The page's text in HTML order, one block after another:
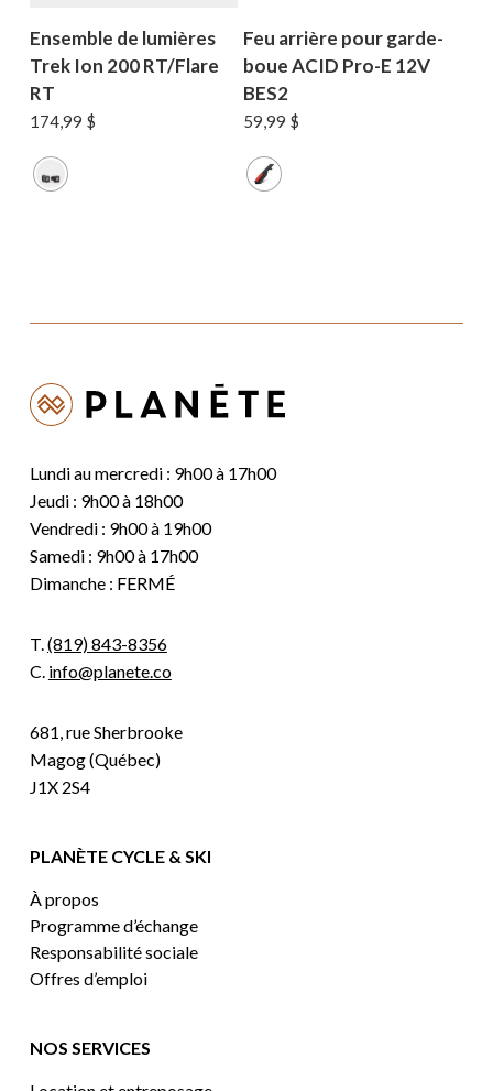
Ensemble de lumières
Trek Ion 200 RT/Flare
RT
174,99 $
Feu arrière pour garde-
boue ACID Pro-E 12V
BES2
59,99 $
Lundi au mercredi : 9h00 à 17h00
Jeudi : 9h00 à 18h00
Vendredi : 9h00 à 19h00
Samedi : 9h00 à 17h00
Dimanche : FERMÉ
T.(819) 843-8356
C. info@planete.co
681, rue Sherbrooke
Magog (Québec)
J1X 2S4
PLANÈTE CYCLE & SKI
À propos
Programme d’échange
Responsabilité sociale
Offres d’emploi
NOS SERVICES